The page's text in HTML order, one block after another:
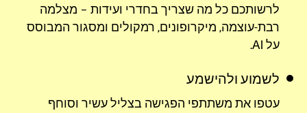
לרשותכם כל מה שצריך בחדרי ועידות – מצלמה
רבת-עוצמה, מיקרופונים, רמקולים ומסגור המבוסס
על AI.
לשמוע ולהישמע
עטפו את משתתפי הפגישה בצליל עשיר וסוחף